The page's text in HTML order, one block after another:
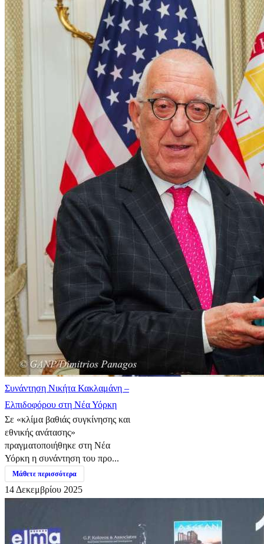
Συνάντηση Νικήτα Κακλαμάνη –
Ελπιδοφόρου στη Νέα Υόρκη
Σε «κλίμα βαθιάς συγκίνησης και
εθνικής ανάτασης»
πραγματοποιήθηκε στη Νέα
Υόρκη η συνάντηση του προ...
Μάθετε περισσότερα
14 Δεκεμβρίου 2025